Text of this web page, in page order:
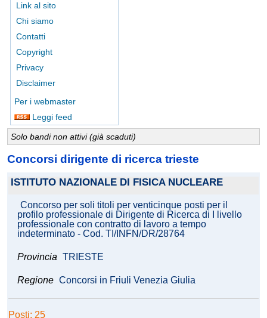
Link al sito
Chi siamo
Contatti
Copyright
Privacy
Disclaimer
Per i webmaster
Leggi feed
Solo bandi non attivi (già scaduti)
Concorsi dirigente di ricerca trieste
ISTITUTO NAZIONALE DI FISICA NUCLEARE
Concorso per soli titoli per venticinque posti per il
profilo professionale di Dirigente di Ricerca di I livello
professionale con contratto di lavoro a tempo
indeterminato - Cod. TI/INFN/DR/28764
Provincia TRIESTE
Regione Concorsi in Friuli Venezia Giulia
Posti: 25